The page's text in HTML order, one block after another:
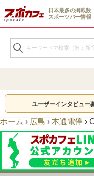
日本最多の掲載数
スポーツバー情報
ユーザーインタビュー
ホーム › 広島 › 本通電停 ›